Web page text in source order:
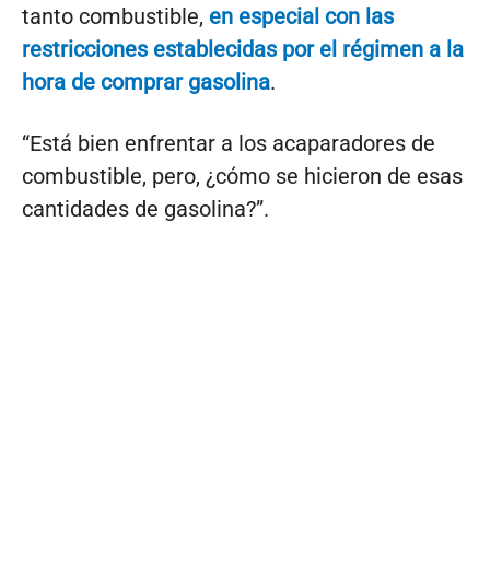
tanto combustible, en especial con las
restricciones establecidas por el régimen a la
hora de comprar gasolina.
“Está bien enfrentar a los acaparadores de
combustible, pero, ¿cómo se hicieron de esas
cantidades de gasolina?”.